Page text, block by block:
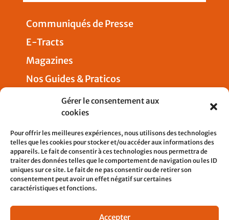
Gérer le consentement aux
cookies
Pour offrir les meilleures expériences, nous utilisons des technologies
telles que les cookies pour stocker et/ou accéder aux informations des
appareils. Le fait de consentir à ces technologies nous permettra de
traiter des données telles que le comportement de navigation ou les ID
uniques sur ce site. Le fait de ne pas consentir ou de retirer son
consentement peut avoir un effet négatif sur certaines
caractéristiques et fonctions.
Accepter
Communiqués de Presse
E-Tracts
Magazines
Nos Guides & Praticos
Nous joindre
5, rue Pleyel
93200 SAINT-DENIS
contact@cfdtcheminots.org